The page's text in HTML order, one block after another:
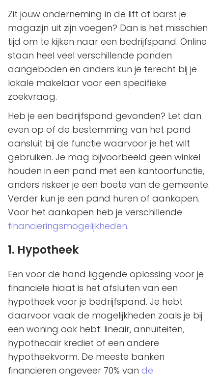
Zit jouw onderneming in de lift of barst je
magazijn uit zijn voegen? Dan is het misschien
tijd om te kijken naar een bedrijfspand. Online
staan heel veel verschillende panden
aangeboden en anders kun je terecht bij je
lokale makelaar voor een specifieke
zoekvraag.
Heb je een bedrijfspand gevonden? Let dan
even op of de bestemming van het pand
aansluit bij de functie waarvoor je het wilt
gebruiken. Je mag bijvoorbeeld geen winkel
houden in een pand met een kantoorfunctie,
anders riskeer je een boete van de gemeente.
Verder kun je een pand huren of aankopen.
Voor het aankopen heb je verschillende
financieringsmogelijkheden.
1. Hypotheek
Een voor de hand liggende oplossing voor je
financiële hiaat is het afsluiten van een
hypotheek voor je bedrijfspand. Je hebt
daarvoor vaak de mogelijkheden zoals je bij
een woning ook hebt: lineair, annuïteiten,
hypothecair krediet of een andere
hypotheekvorm. De meeste banken
financieren ongeveer 70% van de